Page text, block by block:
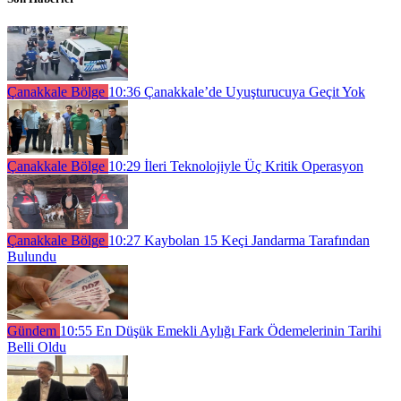
Çanakkale Bölge 10:36 Çanakkale’de Uyuşturucuya Geçit Yok
Çanakkale Bölge 10:29 İleri Teknolojiyle Üç Kritik Operasyon
Çanakkale Bölge 10:27 Kaybolan 15 Keçi Jandarma Tarafından
Bulundu
Gündem 10:55 En Düşük Emekli Aylığı Fark Ödemelerinin Tarihi
Belli Oldu